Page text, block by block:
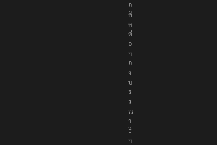
อ
ติ
ด
ต่
อ
ก
อ
ง
บ
ร
ร
ณ
า
ธิ
ก